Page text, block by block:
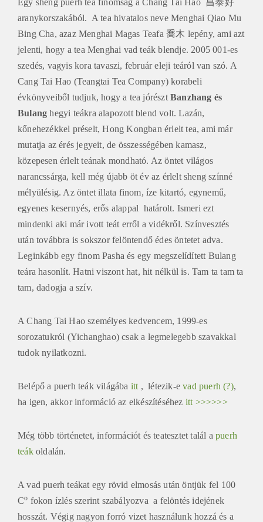
aranykorszakából. A tea hivatalos neve Menghai Qiao Mu
Bing Cha, azaz Menghai Magas Teafa 喬木 lepény, ami azt
jelenti, hogy a tea Menghai vad teák blendje. 2005 001-es
szedés, vagyis kora tavaszi, február eleji teáról van szó. A
Cang Tai Hao (Teangtai Tea Company) korabeli
évkönyveiből tudjuk, hogy a tea jórésztBanzhang és
Bulang hegyi teákra alapozott blend volt. Lazán,
kőnehezékkel préselt, Hong Kongban érlelt tea, ami már
mutatja az érés jegyeit, de összességében kamasz,
közepesen érlelt teának mondható. Az öntet világos
narancssárga, kell még újabb öt év az érlelt sheng színné
mélyülésig. Az öntet illata finom, íze kitartó, egynemű,
egyenes kesernyés, erős alappal határolt. Ismeri ezt
mindenki aki már ivott teát erről a vidékről. Színvesztés
után továbbra is sokszor felöntendő édes öntetet adva.
Leginkább egy finom Pasha és egy megszelídített Bulang
teára hasonlít. Hatni viszont hat, hit nélkül is. Tam ta tam ta
tam, dadogja a szív.
A Chang Tai Hao személyes kedvencem, 1999-es
sorozatukról (Yichanghao) csak a legmelegebb szavakkal
tudok nyilatkozni.
Belépő a puerh teák világába itt , létezik-evad puerh (?),
ha igen, akkor információ az elkészítéséhez itt >>>>>>
Még több történetet, információt és teatesztet talál apuerh
teákoldalán.
A vad puerh teákat egy rövid elmosás után öntjük fel 100
Co fokon ízlés szerint szabályozva a felöntés idejének
hosszát. Végig nagyon forró vizet használunk hozzá és a